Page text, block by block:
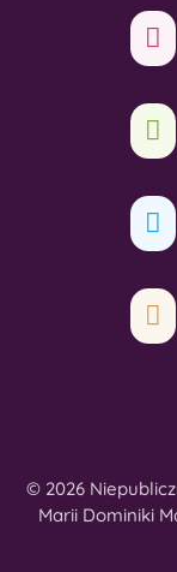
© 2026
Marii Dominiki